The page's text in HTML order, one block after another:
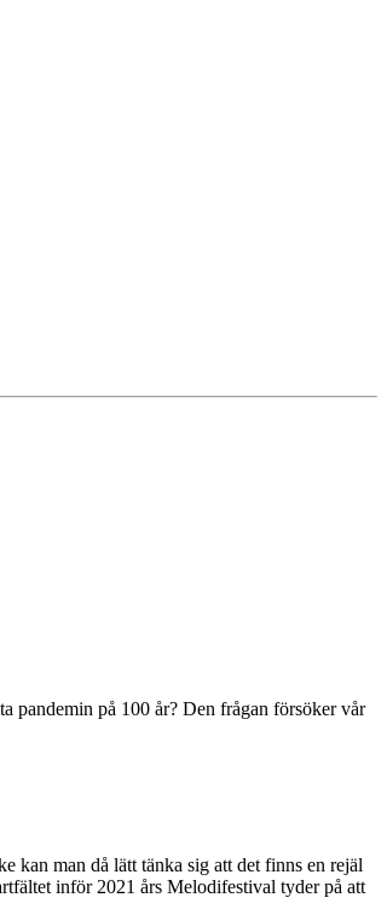
pandemin på 100 år? Den frågan försöker vår
kan man då lätt tänka sig att det finns en rejäl
inför 2021 års Melodifestival tyder på att